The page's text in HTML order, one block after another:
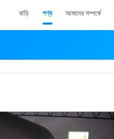
বাড়ি পণ্য আমাদের সম্পর্কে